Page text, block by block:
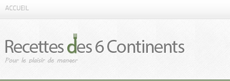
ACCUEIL